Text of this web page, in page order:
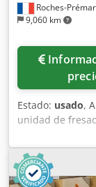
Roches-
9,060 km
Información de
Estado: usado,
unidad de
1 carro
sierra
ranuras 1 grupo
acelerador EKK